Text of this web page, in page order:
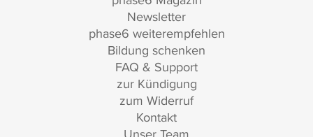
Newsletter
phase6 weiterempfehlen
Bildung schenken
FAQ & Support
zur Kündigung
zum Widerruf
Kontakt